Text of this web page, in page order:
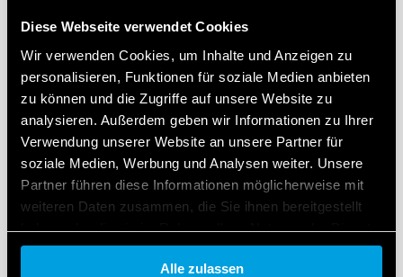
Diese Webseite verwendet Cookies
Wir verwenden Cookies, um Inhalte und Anzeigen zu
personalisieren, Funktionen für soziale Medien anbieten
zu können und die Zugriffe auf unsere Website zu
analysieren. Außerdem geben wir Informationen zu Ihrer
Verwendung unserer Website an unsere Partner für
soziale Medien, Werbung und Analysen weiter. Unsere
Partner führen diese Informationen möglicherweise mit
weiteren Daten zusammen, die Sie ihnen bereitgestellt
haben oder die sie im Rahmen Ihrer Nutzung der Dienste
gesammelt haben.
Alle zulassen
TYP 93.63 – FASSUNG MIT
SCHRAUBKLEMMEN
Platzsparend, 6.2 mm breit
Installationszeit sparend durch 16-polige
Kammbrücken
DETAILS